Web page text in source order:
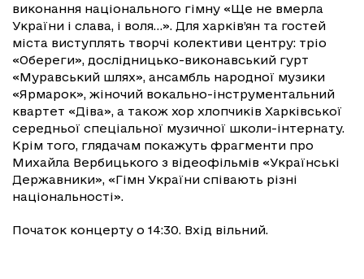
виконання національного гімну «Ще не вмерла
України і слава, і воля…». Для харків’ян та гостей
міста виступлять творчі колективи центру: тріо
«Обереги», дослідницько-виконавський гурт
«Муравський шлях», ансамбль народної музики
«Ярмарок», жіночий вокально-інструментальний
квартет «Діва», а також хор хлопчиків Харківської
середньої спеціальної музичної школи-інтернату.
Крім того, глядачам покажуть фрагменти про
Михайла Вербицького з відеофільмів «Українські
Державники», «Гімн України співають різні
національності».
Початок концерту о 14:30. Вхід вільний.